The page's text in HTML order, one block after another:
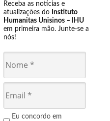
Receba as notícias e
atualizações do Instituto
Humanitas Unisinos – IHU
em primeira mão. Junte-se a
nós!
Eu concordo em